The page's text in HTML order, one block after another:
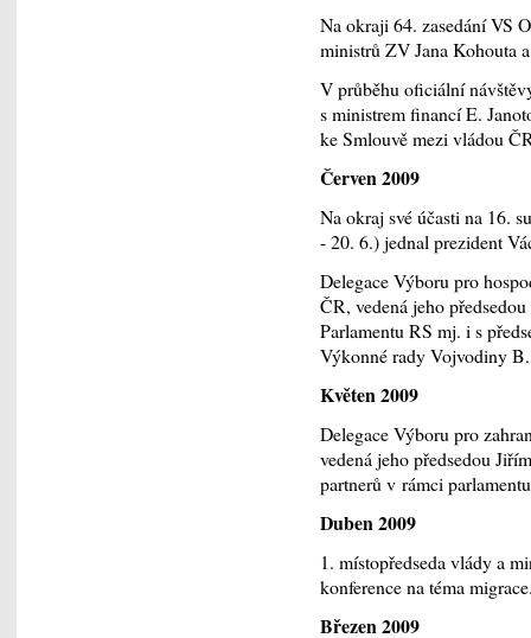
Na okraji 64. zasedání VS
ministrů ZV Jana Kohouta
V průběhu oficiální
s ministrem financí E.
ke Smlouvě mezi vládou
Červen2009
Na okraj své účasti na 16.
- 20. 6.) jednal prezident
Delegace Výboru pro
ČR, vedená jeho
Parlamentu RS mj. i s
Výkonné rady Vojvodiny B.
Květen 2009
Delegace Výboru pro
vedená jeho předsedou
partnerů v rámci
Duben 2009
1. místopředseda vlády a
konference na téma
Březen 2009